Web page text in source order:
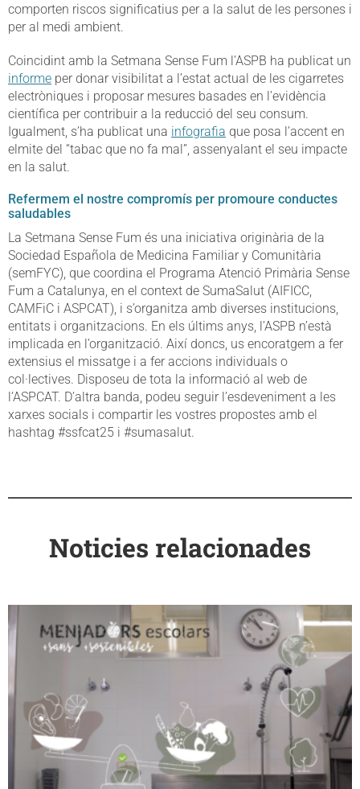
comporten riscos significatius per a la salut de les persones i
per al medi ambient.
Coincidint amb la Setmana Sense Fum l’ASPB ha publicat un
informe per donar visibilitat a l’estat actual de les cigarretes
electròniques i proposar mesures basades en l’evidència
científica per contribuir a la reducció del seu consum.
Igualment, s’ha publicat una infografia que posa l’accent en
elmite del “tabac que no fa mal”, assenyalant el seu impacte
en la salut.
Refermem el nostre compromís per promoure conductes
saludables
La Setmana Sense Fum és una iniciativa originària de la
Sociedad Española de Medicina Familiar y Comunitària
(semFYC), que coordina el Programa Atenció Primària Sense
Fum a Catalunya, en el context de SumaSalut (AIFICC,
CAMFiC i ASPCAT), i s’organitza amb diverses institucions,
entitats i organitzacions. En els últims anys, l’ASPB n’està
implicada en l’organització. Així doncs, us encoratgem a fer
extensius el missatge i a fer accions individuals o
col·lectives. Disposeu de tota la informació al web de
l’ASPCAT. D’altra banda, podeu seguir l’esdeveniment a les
xarxes socials i compartir les vostres propostes amb el
hashtag #ssfcat25 i #sumasalut.
Noticies relacionades